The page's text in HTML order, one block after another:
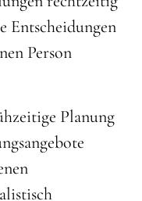
Entscheidungen
Person
Planung